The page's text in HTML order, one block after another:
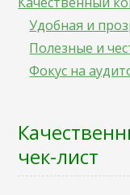
Удобная и
Полезные и
Фокус на
чек-лист